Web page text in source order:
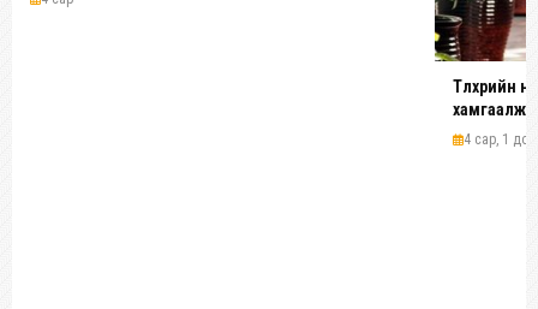
хамгаалж
4 сар, 1